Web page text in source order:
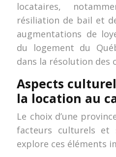
locataires,
résiliation de bail et
augmentations de
du logement du
dans la résolution des
Aspects
la location au
Le choix d’une
facteurs culturels et
explore ces éléments